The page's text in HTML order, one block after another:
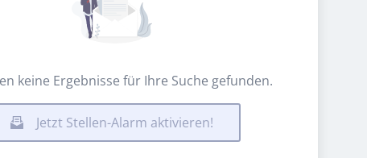
keine Ergebnisse für Ihre Suche gefunden.
Jetzt Stellen-Alarm aktivieren!